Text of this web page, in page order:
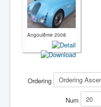
Angoulême 2008
Ordering
Num